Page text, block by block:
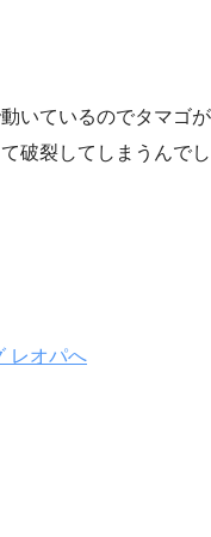
いているのでタマゴが
破裂してしまうんでし